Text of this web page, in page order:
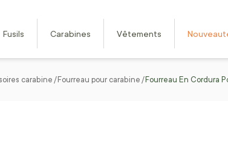
Fusils Carabines Vêtements
carabine Fourreau pour carabine Fourreau En Cordura